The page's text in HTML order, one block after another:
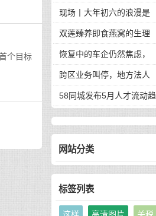
个目标
现场丨大年初六的浪漫是
双莲臻养即食燕窝的生理
恢复中的车企仍然焦虑，
跨区业务叫停，地方法人
58同城发布5月人才流动趋
网站分类
标签列表
这样 高清图片 关税